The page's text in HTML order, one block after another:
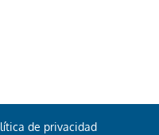
de privacidad